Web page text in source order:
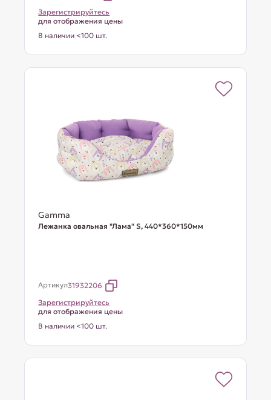
Зарегистрируйтесь
для отображения цены
В наличии <100 шт.
Gamma
Лежанка овальная "Лама" S, 440*360*150мм
Артикул31932206
Зарегистрируйтесь
для отображения цены
В наличии <100 шт.